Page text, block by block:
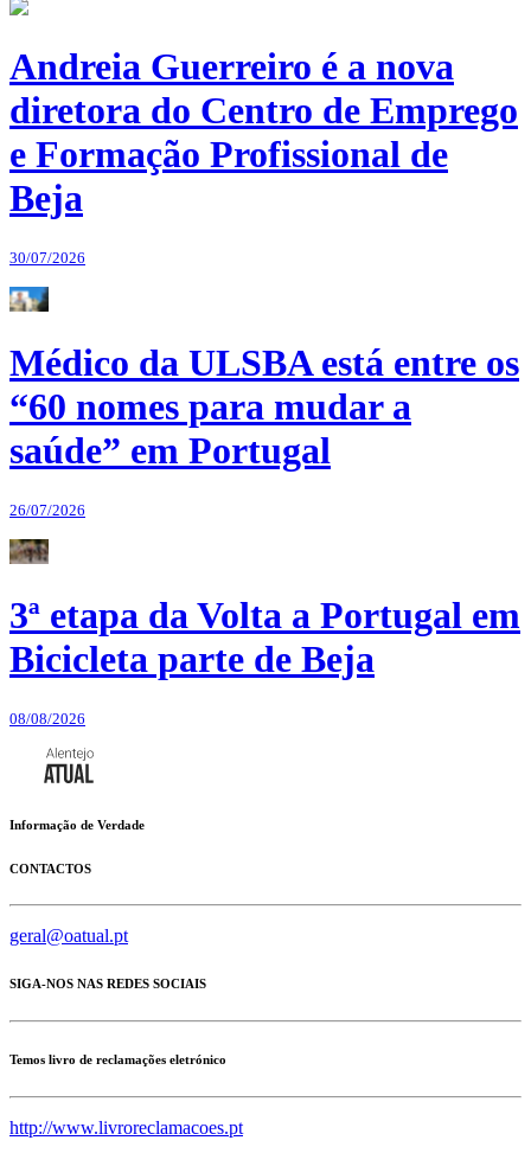
Andreia Guerreiro é a nova
diretora do Centro de Emprego
e Formação Profissional de
Beja
30/07/2026
Médico da ULSBA está entre os
“60 nomes para mudar a
saúde” em Portugal
26/07/2026
3ª etapa da Volta a Portugal em
Bicicleta parte de Beja
08/08/2026
Informação de Verdade
CONTACTOS
geral@oatual.pt
SIGA-NOS NAS REDES SOCIAIS
Temos livro de reclamações eletrónico
http://www.livroreclamacoes.pt